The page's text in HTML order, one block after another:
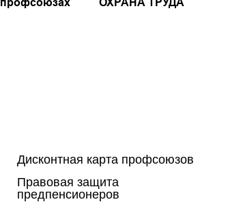
Дисконтная карта профсоюзов
Правовая защита
предпенсионеров